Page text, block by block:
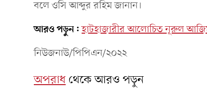
বলে ওসি আব্দুর রহিম জানান।
আরও পড়ুন: হাটহাজারীর আলোচিত নূরুল আজিম
নিউজনাউ/পিপিএন/২০২২
অপরাধথেকে আরও পড়ুন